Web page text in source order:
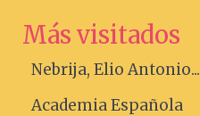
Más visitados
Nebrija, Elio Antonio...
Academia Española